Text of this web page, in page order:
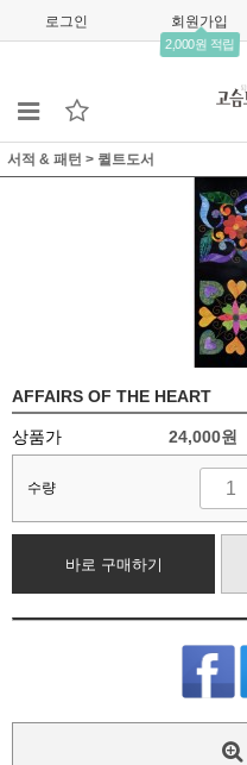
로그인 회원가입
2,000원 적립
서적 & 패턴 > 퀼트도서
AFFAIRS OF THE HEART
상품가 24,000원
수량
바로 구매하기